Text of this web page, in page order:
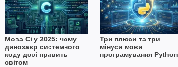
Мова Сі у 2025: чому
динозавр системного
коду досі править
світом
Три плюси та три
мінуси мови
програмування Python